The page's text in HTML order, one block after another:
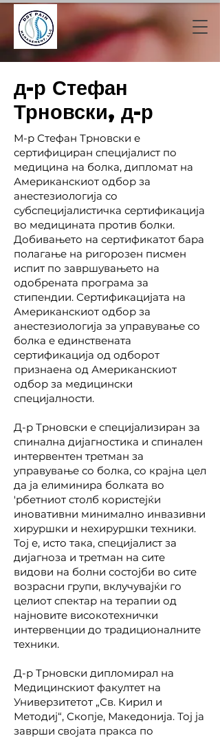
д-р Стефан
Трновски, д-р
М-р Стефан Трновски е
сертифициран специјалист по
медицина на болка, дипломат на
Американскиот одбор за
анестезиологија со
субспецијалистичка сертификација
во медицината против болки.
Добивањето на сертификатот бара
полагање на ригорозен писмен
испит по завршувањето на
одобрената програма за
стипендии. Сертификацијата на
Американскиот одбор за
анестезиологија за управување со
болка е единствената
сертификација од одборот
признаена од Американскиот
одбор за медицински
специјалности.
Д-р Трновски е специјализиран за
спинална дијагностика и спинален
интервентен третман за
управување со болка, со крајна цел
да ја елиминира болката во
'рбетниот столб користејќи
иновативни минимално инвазивни
хируршки и нехируршки техники.
Тој е, исто така, специјалист за
дијагноза и третман на сите
видови на болни состојби во сите
возрасни групи, вклучувајќи го
целиот спектар на терапии од
најновите високотехнички
интервенции до традиционалните
техники.
Д-р Трновски дипломирал на
Медицинскиот факултет на
Универзитетот „Св. Кирил и
Методиј“, Скопје, Македонија. Тој ја
заврши својата пракса по